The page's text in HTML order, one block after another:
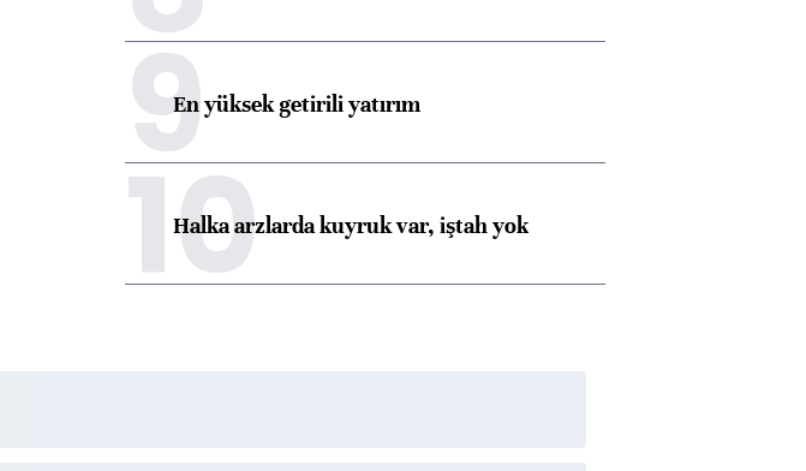
9En yüksek getirili yatırım
10
Halka arzlarda kuyruk var, iştah yok